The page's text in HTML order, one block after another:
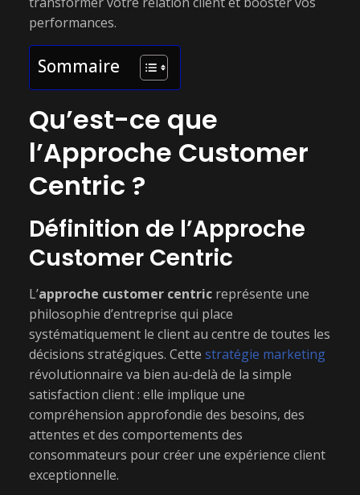
performances.
Sommaire
Qu’est-ce que
l’Approche Customer
Centric ?
Définition de l’Approche
Customer Centric
L’approche customer centric représente une
philosophie d’entreprise qui place
systématiquement le client au centre de toutes les
décisions stratégiques. Cette stratégie marketing
révolutionnaire va bien au-delà de la simple
satisfaction client : elle implique une
compréhension approfondie des besoins, des
attentes et des comportements des
consommateurs pour créer une expérience client
exceptionnelle.